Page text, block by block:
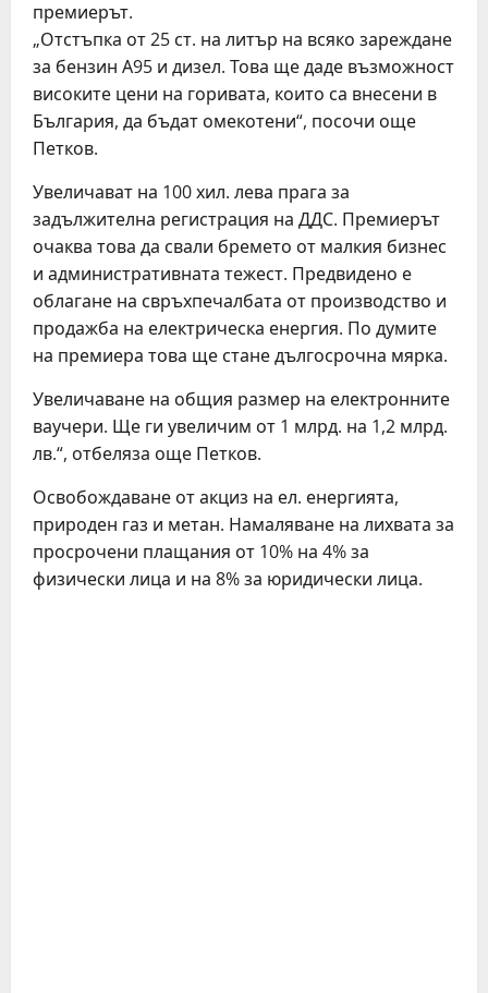
премиерът.
„Отстъпка от 25 ст. на литър на всяко зареждане
за бензин А95 и дизел. Това ще даде възможност
високите цени на горивата, които са внесени в
България, да бъдат омекотени“, посочи още
Петков.
Увеличават на 100 хил. лева прага за
задължителна регистрация на ДДС. Премиерът
очаква това да свали бремето от малкия бизнес
и административната тежест. Предвидено е
облагане на свръхпечалбата от производство и
продажба на електрическа енергия. По думите
на премиера това ще стане дългосрочна мярка.
Увеличаване на общия размер на електронните
ваучери. Ще ги увеличим от 1 млрд. на 1,2 млрд.
лв.“, отбеляза още Петков.
Освобождаване от акциз на ел. енергията,
природен газ и метан. Намаляване на лихвата за
просрочени плащания от 10% на 4% за
физически лица и на 8% за юридически лица.